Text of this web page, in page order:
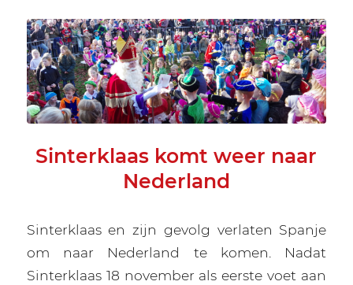
Sinterklaas komt weer naar
Nederland
Sinterklaas en zijn gevolg verlaten Spanje
om naar Nederland te komen. Nadat
Sinterklaas 18 november als eerste voet aan